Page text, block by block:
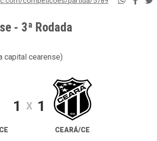
- 3ª Rodada
capital cearense)
1 X 1
CEARÁ/CE